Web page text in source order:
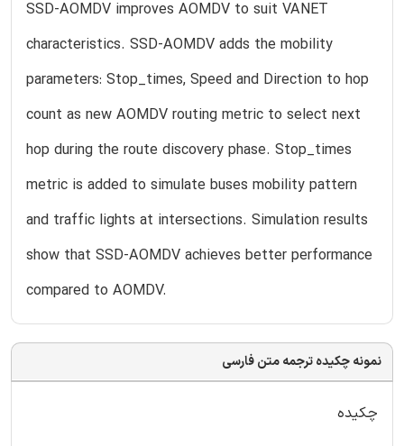
SSD-AOMDV improves AOMDV to suit VANET
characteristics. SSD-AOMDV adds the mobility
parameters: Stop_times, Speed and Direction to hop
count as new AOMDV routing metric to select next
hop during the route discovery phase. Stop_times
metric is added to simulate buses mobility pattern
and traffic lights at intersections. Simulation results
show that SSD-AOMDV achieves better performance
compared to AOMDV.
نمونه چکیده ترجمه متن فارسی
چکیده